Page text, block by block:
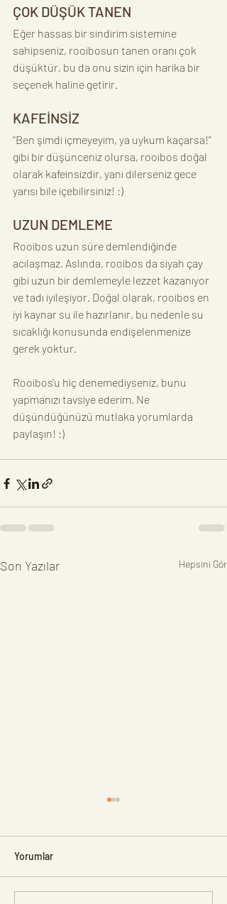
ÇOK DÜŞÜK TANEN
Eğer hassas bir sindirim sistemine
sahipseniz, rooibosun tanen oranı çok
düşüktür, bu da onu sizin için harika bir
seçenek haline getirir.
KAFEİNSİZ
“Ben şimdi içmeyeyim, ya uykum kaçarsa!”
gibi bir düşünceniz olursa, rooibos doğal
olarak kafeinsizdir, yani dilerseniz gece
yarısı bile içebilirsiniz! :)
UZUN DEMLEME
Rooibos uzun süre demlendiğinde
acılaşmaz. Aslında, rooibos da siyah çay
gibi uzun bir demlemeyle lezzet kazanıyor
ve tadı iyileşiyor. Doğal olarak, rooibos en
iyi kaynar su ile hazırlanır, bu nedenle su
sıcaklığı konusunda endişelenmenize
gerek yoktur.
Rooibos'u hiç denemediyseniz, bunu
yapmanızı tavsiye ederim. Ne
düşündüğünüzü mutlaka yorumlarda
paylaşın! :)
Son Yazılar Hepsini Gör
Yorumlar